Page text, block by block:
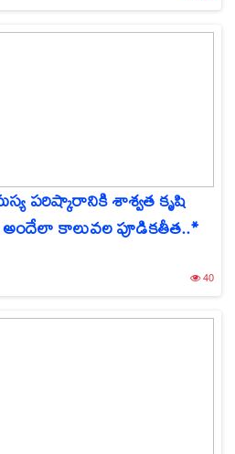
పరిష్కారానికి శాశ్వత కృషి
అందేలా కాలువల పూడికతీత..*
40